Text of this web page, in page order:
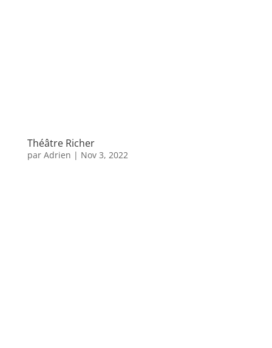
Théâtre Richer
par Adrien | Nov 3, 2022